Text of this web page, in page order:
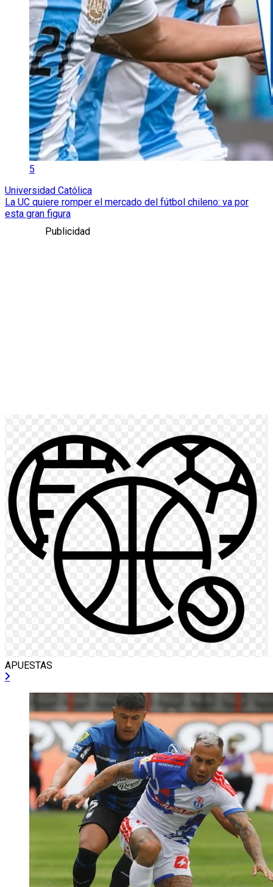
5
Universidad Católica
La UC quiere romper el mercado del fútbol chileno: va por
esta gran figura
Publicidad
APUESTAS